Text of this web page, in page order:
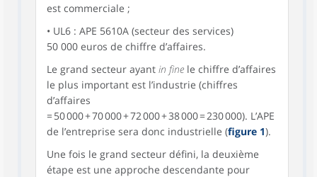
est commerciale ;
• UL6 : APE 5610A (secteur des services)
50 000 euros de chiffre d’affaires.
Le grand secteur ayant in fine le chiffre d’affaires
le plus important est l’industrie (chiffres
d’affaires
= 50 000 + 70 000 + 72 000 + 38 000 = 230 000). L’APE
de l’entreprise sera donc industrielle (figure 1).
Une fois le grand secteur défini, la deuxième
étape est une approche descendante pour